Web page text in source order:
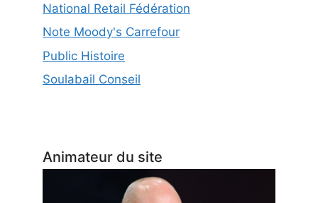
National Retail Fédération
Note Moody's Carrefour
Public Histoire
Soulabail Conseil
Animateur du site